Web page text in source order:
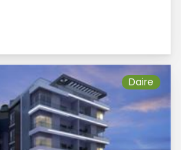
Daire